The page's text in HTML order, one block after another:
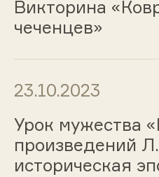
Викторина
чеченцев»
23.10.2023
Урок мужества
произведений
историческая